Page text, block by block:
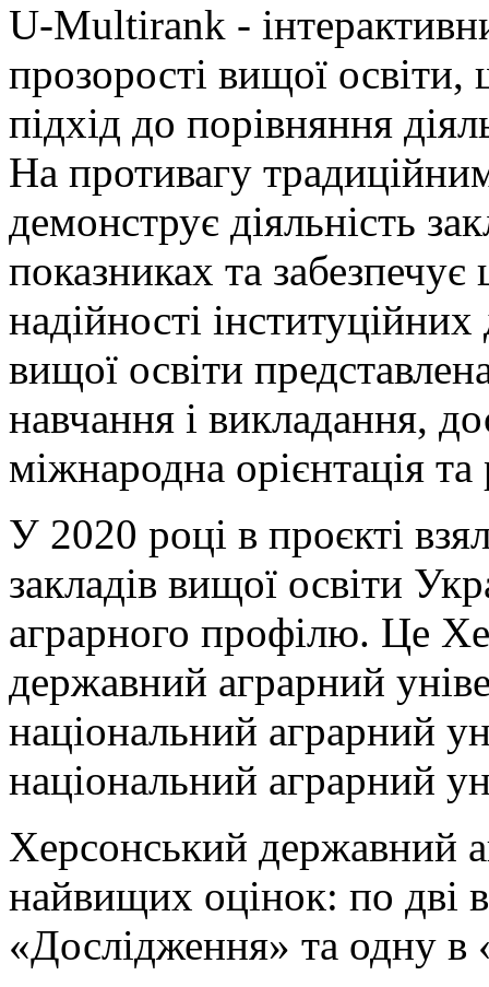
U-Multirank -
прозорості вищої
підхід до порівняння
На противагу
демонструє діяльність
показниках та забезпечує
надійності
вищої освіти
навчання і викладання,
міжнародна орієнтація та
У 2020 році в проєкті
закладів вищої освіти
аграрного профілю. Це
державний аграрний
національний аграрний
національний аграрний
Херсонський державний
найвищих оцінок: по дві
«Дослідження» та одну в